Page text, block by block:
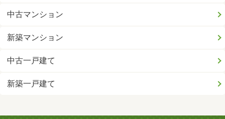
中古マンション
新築マンション
中古一戸建て
新築一戸建て